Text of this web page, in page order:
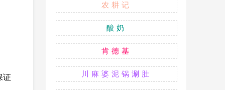
证
农耕记
酸奶
肯德基
川麻婆泥锅涮肚